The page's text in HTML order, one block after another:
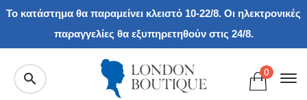
Το κατάστημα θα παραμείνει κλειστό 10-22/8. Οι ηλεκτρονικές
παραγγελίες θα εξυπηρετηθούν στις 24/8.
0